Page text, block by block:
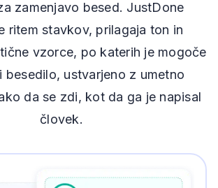
zamenjavo besed. JustDone
ritem stavkov, prilagaja ton in
vzorce, po katerih je mogoče
besedilo, ustvarjeno z umetno
da se zdi, kot da ga je napisal
človek.